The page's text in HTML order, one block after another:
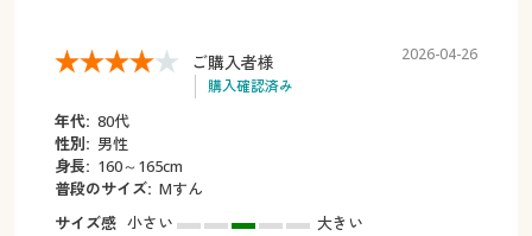
ご購入者様
購入確認済み
2026-04-26
年代: 80代
性別: 男性
身長: 160～165cm
普段のサイズ: Mすん
サイズ感 小さい
大きい